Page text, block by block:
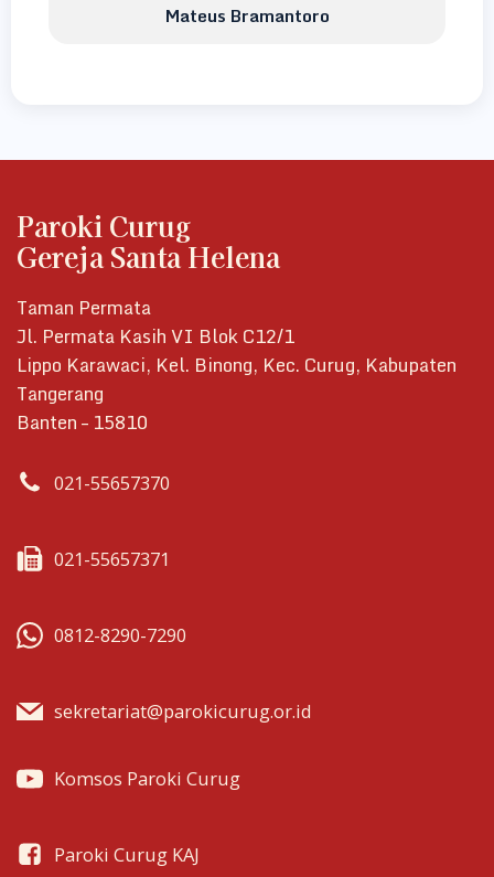
Mateus Bramantoro
021-55657370
021-55657371
0812-8290-7290
sekretariat@parokicurug.or.id
Paroki Curug
Gereja Santa Helena
Taman Permata
Jl. Permata Kasih VI Blok C12/1
Lippo Karawaci, Kel. Binong, Kec. Curug, Kabupaten
Tangerang
Banten – 15810
Komsos Paroki Curug
Paroki Curug KAJ